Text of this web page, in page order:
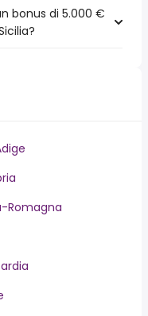
bonus di 5.000 €
Romagna